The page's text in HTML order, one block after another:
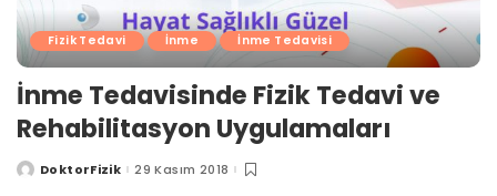
Fizik Tedavi İnme İnme Tedavisi
İnme Tedavisinde Fizik Tedavi ve
Rehabilitasyon Uygulamaları
PostedDoktorFizik 29 Kasım 2018